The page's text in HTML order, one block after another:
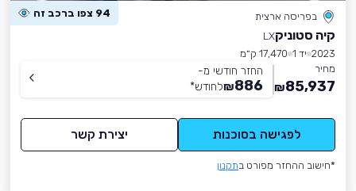
בפריסה ארצית 94 צפו ברכב זה
קיה סטוניקLX
2023 יד 1
17,470 ק״מ
מחיר
85,937
₪
החזר חודשי מ-
886
₪לחודש*
לפגישה בסוכנות יצירת קשר
*חישוב ההחזר מפורט בתקנון